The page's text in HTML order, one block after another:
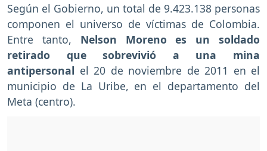
Según el Gobierno, un total de 9.423.138 personas
componen el universo de víctimas de Colombia.
Entre tanto, Nelson Moreno es un soldado
retirado que sobrevivió a una mina
antipersonal el 20 de noviembre de 2011 en el
municipio de La Uribe, en el departamento del
Meta (centro).